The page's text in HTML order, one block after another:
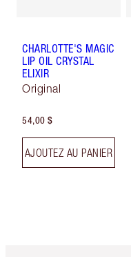
CHARLOTTE'S MAGIC
LIP OIL CRYSTAL
ELIXIR
Original
54,00 $
AJOUTEZ AU PANIER